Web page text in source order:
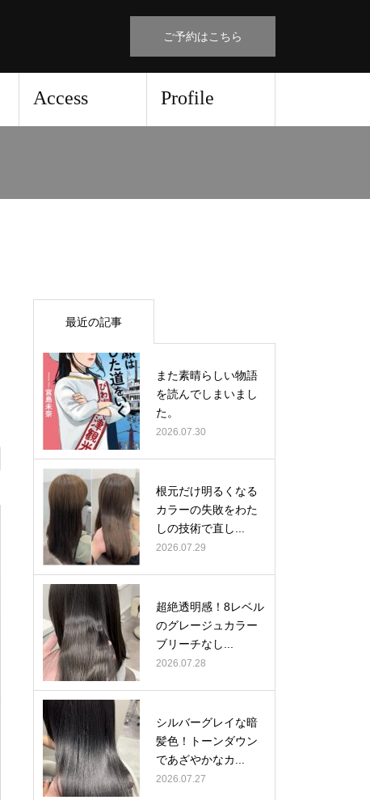
ご予約はこちら
Access Profile
最近の記事
また素晴らしい物語
を読んでしまいまし
た。
2026.07.30
根元だけ明るくなる
カラーの失敗をわた
しの技術で直し...
2026.07.29
超絶透明感！8レベル
のグレージュカラー
ブリーチなし...
2026.07.28
シルバーグレイな暗
髪色！トーンダウン
であざやかなカ...
2026.07.27